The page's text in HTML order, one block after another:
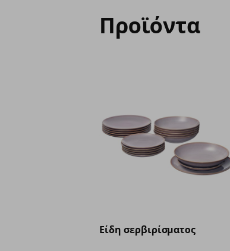
Προϊόντα
Είδη σερβιρίσματος